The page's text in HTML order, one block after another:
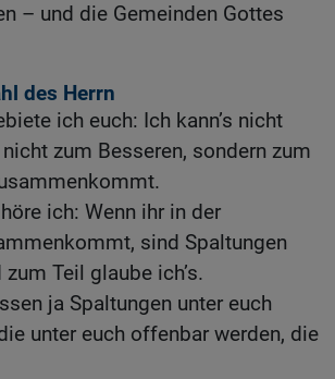
– und die Gemeinden Gottes
des Herrn
ich euch: Ich kann’s nicht
zum Besseren, sondern zum
ich: Wenn ihr in der
sind Spaltungen
Teil glaube ich’s.
ja Spaltungen unter euch
unter euch offenbar werden, die